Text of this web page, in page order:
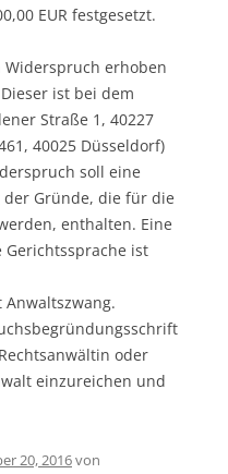
EUR festgesetzt.
Widerspruch erhoben
ist bei dem
Straße 1, 40227
40025 Düsseldorf)
soll eine
Gründe, die für die
enthalten. Eine
ist
oder
einzureichen und
20, 2016von